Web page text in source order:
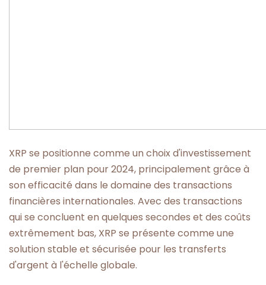
XRP se positionne comme un choix d'investissement
de premier plan pour 2024, principalement grâce à
son efficacité dans le domaine des transactions
financières internationales. Avec des transactions
qui se concluent en quelques secondes et des coûts
extrêmement bas, XRP se présente comme une
solution stable et sécurisée pour les transferts
d'argent à l'échelle globale.